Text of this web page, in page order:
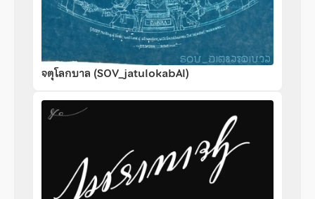
จตุโลกบาล (SOV_jatulokabAl)